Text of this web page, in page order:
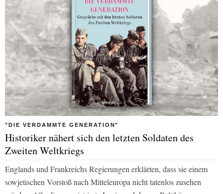
"DIE VERDAMMTE GENERATION"
Historiker nähert sich den letzten Soldaten des
Zweiten Weltkriegs
Englands und Frankreichs Regierungen erklärten, dass sie einem
sowjetischen Vorstoß nach Mitteleuropa nicht tatenlos zusehen